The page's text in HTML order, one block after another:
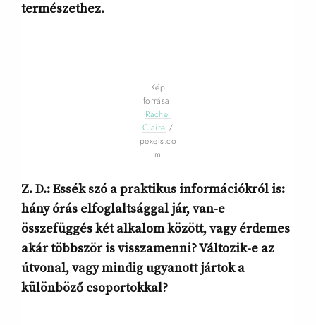
természethez.
Kép
forrása:
Rachel
Claire /
pexels.co
m
Z. D.: Essék szó a praktikus információkról is:
hány órás elfoglaltsággal jár, van-e
összefüggés két alkalom között, vagy érdemes
akár többször is visszamenni? Változik-e az
útvonal, vagy mindig ugyanott jártok a
különböző csoportokkal?